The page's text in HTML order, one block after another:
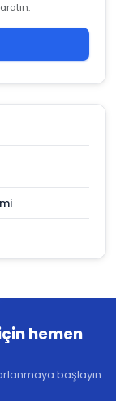
hemen
başlayın.